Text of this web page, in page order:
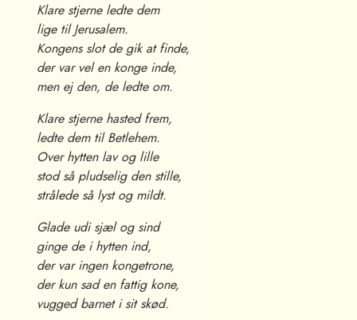
Klare stjerne ledte dem
lige til Jerusalem.
Kongens slot de gik at finde,
der var vel en konge inde,
men ej den, de ledte om.
Klare stjerne hasted frem,
ledte dem til Betlehem.
Over hytten lav og lille
stod så pludselig den stille,
strålede så lyst og mildt.
Glade udi sjæl og sind
ginge de i hytten ind,
der var ingen kongetrone,
der kun sad en fattig kone,
vugged barnet i sit skød.